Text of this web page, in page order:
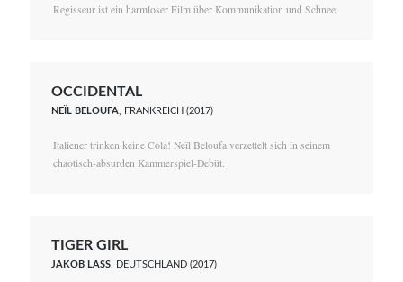
Regisseur ist ein harmloser Film über Kommunikation und Schnee.
OCCIDENTAL
NEÏL BELOUFA , FRANKREICH (2017)
Italiener trinken keine Cola! Neïl Beloufa verzettelt sich in seinem
chaotisch-absurden Kammerspiel-Debüt.
TIGER GIRL
JAKOB LASS, DEUTSCHLAND (2017)